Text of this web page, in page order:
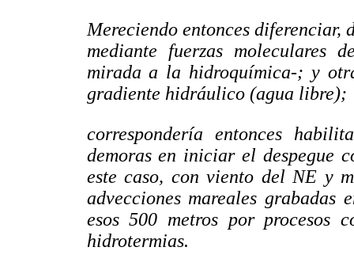
Mereciendo entonces
mediante fuerzas moleculares
mirada a la hidroquímica-; y
gradiente hidráulico (agua libre);
correspondería entonces
demoras en iniciar el despegue
este caso, con viento del NE y
advecciones mareales
esos 500 metros por procesos
hidrotermias.